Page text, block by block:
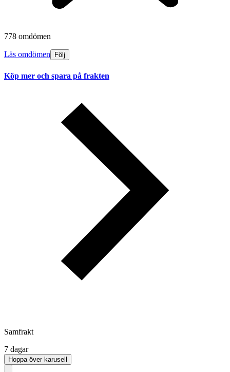
778 omdömen
Läs omdömen Följ
Köp mer och spara på frakten
Samfrakt
7 dagar
Hoppa över karusell